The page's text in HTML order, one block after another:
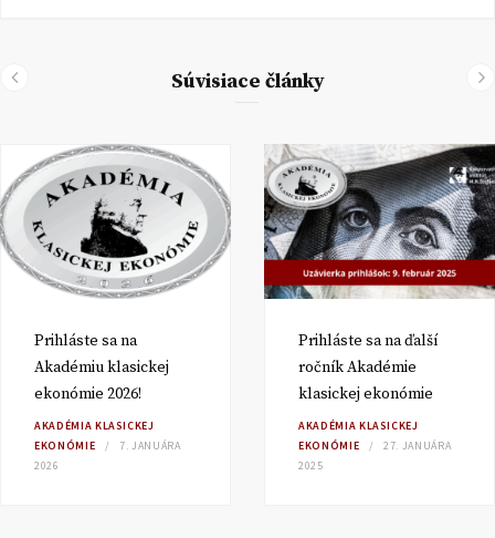
Súvisiace články
Prihláste sa na
Akadémiu klasickej
ekonómie 2026!
AKADÉMIA KLASICKEJ
EKONÓMIE
7. JANUÁRA
2026
Prihláste sa na ďalší
ročník Akadémie
klasickej ekonómie
AKADÉMIA KLASICKEJ
EKONÓMIE
27. JANUÁRA
2025